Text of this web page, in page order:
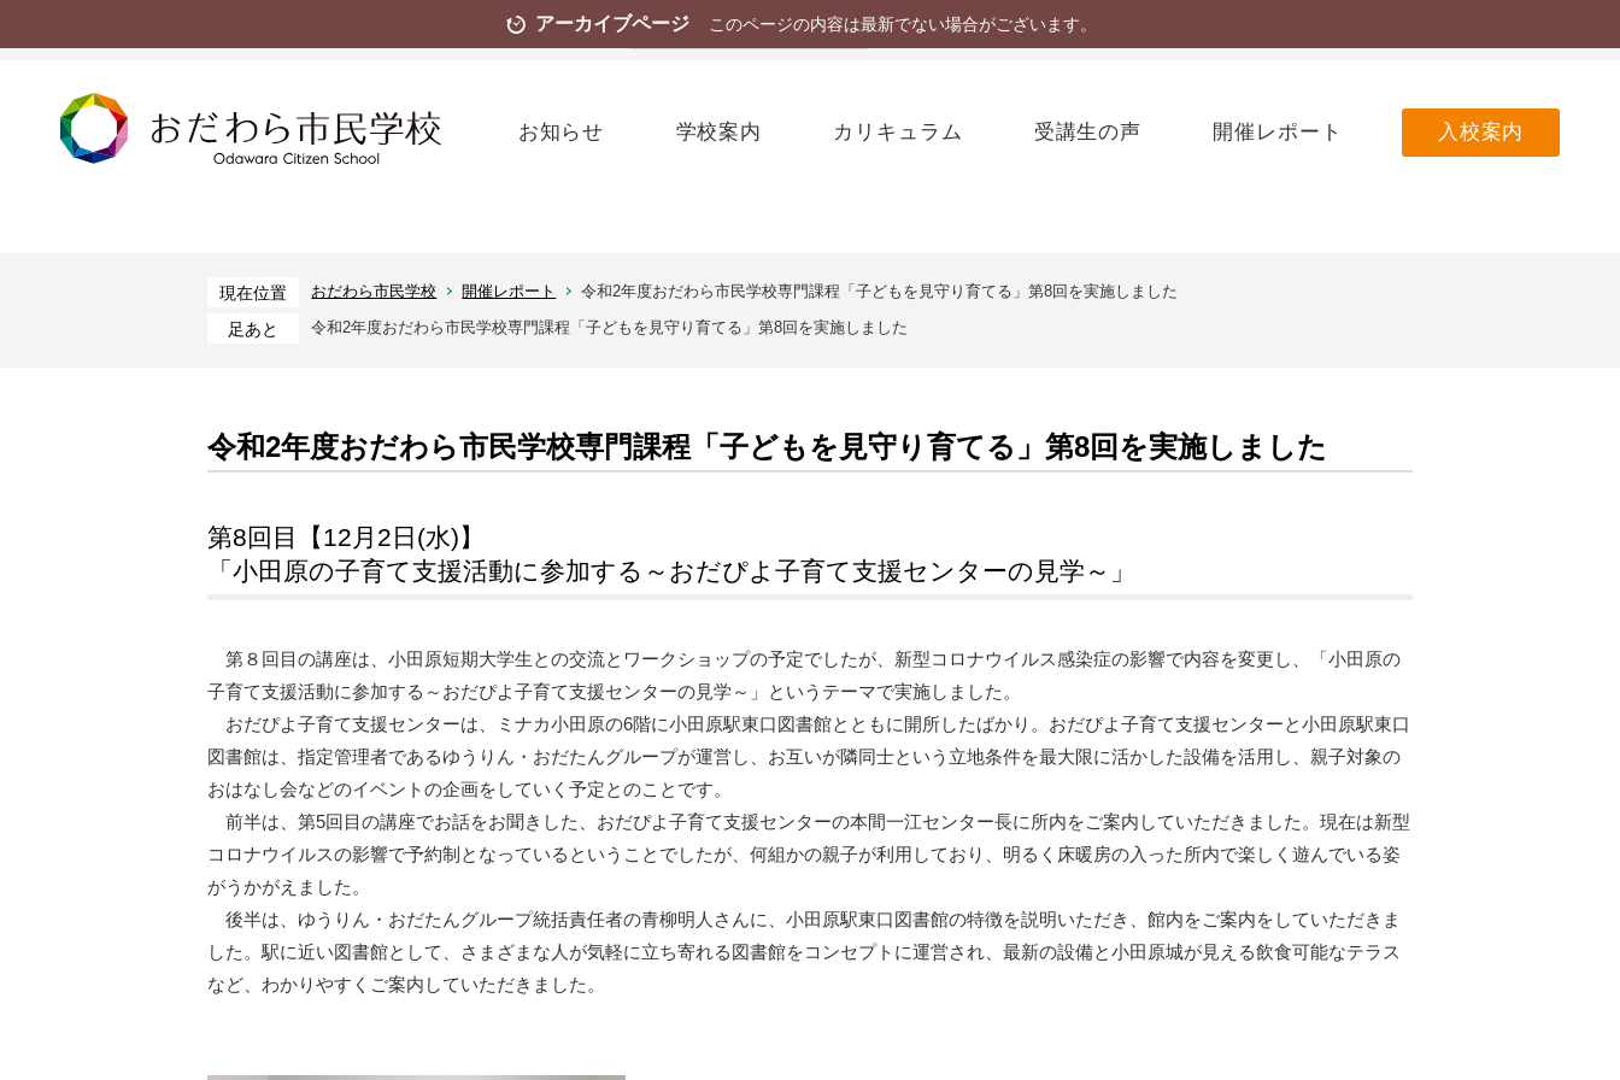
アーカイブページ このページの内容は最新でない場合がございます。
お知らせ 学校案内 カリキュラム 受講生の声 開催レポート 入校案内
Language
現在位置 おだわら市民学校 開催レポート 令和2年度おだわら市民学校専門課程「子どもを見守り育てる」第8回を実施しました
足あと 令和2年度おだわら市民学校専門課程「子どもを見守り育てる」第8回を実施しました
令和2年度おだわら市民学校専門課程「子どもを見守り育てる」第8回を実施しました
第8回目【12月2日(水)】
「小田原の子育て支援活動に参加する～おだぴよ子育て支援センターの見学～」
第８回目の講座は、小田原短期大学生との交流とワークショップの予定でしたが、新型コロナウイルス感染症の影響で内容を変更し、「小田原の
子育て支援活動に参加する～おだぴよ子育て支援センターの見学～」というテーマで実施しました。
おだぴよ子育て支援センターは、ミナカ小田原の6階に小田原駅東口図書館とともに開所したばかり。おだぴよ子育て支援センターと小田原駅東口
図書館は、指定管理者であるゆうりん・おだたんグループが運営し、お互いが隣同士という立地条件を最大限に活かした設備を活用し、親子対象の
おはなし会などのイベントの企画をしていく予定とのことです。
前半は、第5回目の講座でお話をお聞きした、おだぴよ子育て支援センターの本間一江センター長に所内をご案内していただきました。現在は新型
コロナウイルスの影響で予約制となっているということでしたが、何組かの親子が利用しており、明るく床暖房の入った所内で楽しく遊んでいる姿
がうかがえました。
後半は、ゆうりん・おだたんグループ統括責任者の青柳明人さんに、小田原駅東口図書館の特徴を説明いただき、館内をご案内をしていただきま
した。駅に近い図書館として、さまざまな人が気軽に立ち寄れる図書館をコンセプトに運営され、最新の設備と小田原城が見える飲食可能なテラス
など、わかりやすくご案内していただきました。